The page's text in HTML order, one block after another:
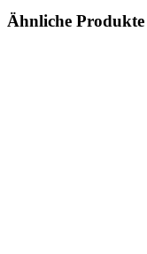
Ähnliche Produkte